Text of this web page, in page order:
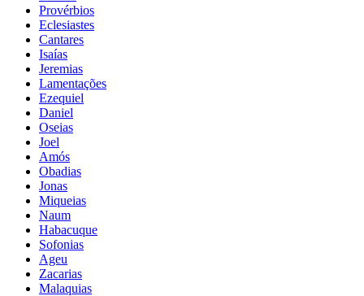
Provérbios
Eclesiastes
Cantares
Isaías
Jeremias
Lamentações
Ezequiel
Daniel
Oseias
Joel
Amós
Obadias
Jonas
Miqueias
Naum
Habacuque
Sofonias
Ageu
Zacarias
Malaquias